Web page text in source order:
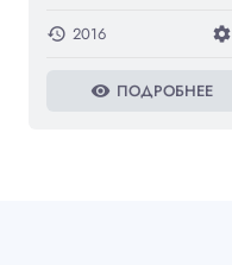
history 2016 settings
visibility ПОДРОБНЕЕ